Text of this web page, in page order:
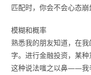
匹配时，你会不会心态崩
模糊和概率
熟悉我的朋友知道，在
字。进行金融投资，某
这种说法嗤之以鼻——我